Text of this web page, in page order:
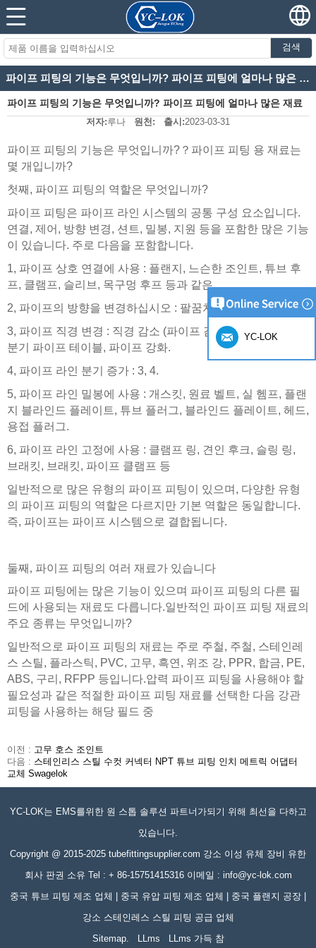
검색
파이프 피팅의 기능은 무엇입니까? 파이프 피팅에 얼마나 많은 재료가 있습니까?
파이프 피팅의 기능은 무엇입니까? 파이프 피팅에 얼마나 많은 재료
저자:루나 원천: 출시:2023-03-31
파이프 피팅의 기능은 무엇입니까? ？ 파이프 피팅 용 재료는
몇 개입니까?
첫째, 파이프 피팅의 역할은 무엇입니까?
파이프 피팅은 파이프 라인 시스템의 공통 구성 요소입니다.
연결, 제어, 방향 변경, 션트, 밀봉, 지원 등을 포함한 많은 기능
이 있습니다. 주로 다음을 포함합니다.
1, 파이프 상호 연결에 사용 : 플랜지, 느슨한 조인트, 튜브 후
프, 클램프, 슬리브, 목구멍 후프 등과 같은.
2, 파이프의 방향을 변경하십시오 : 팔꿈치, 굽힘 파이프.
3, 파이프 직경 변경 : 직경 감소 (파이프 감소), 팔꿈치 감소,
분기 파이프 테이블, 파이프 강화.
4, 파이프 라인 분기 증가 : 3, 4.
5, 파이프 라인 밀봉에 사용 : 개스킷, 원료 벨트, 실 헴프, 플랜
지 블라인드 플레이트, 튜브 플러그, 블라인드 플레이트, 헤드,
용접 플러그.
6, 파이프 라인 고정에 사용 : 클램프 링, 견인 후크, 슬링 링,
브래킷, 브래킷, 파이프 클램프 등
일반적으로 많은 유형의 파이프 피팅이 있으며, 다양한 유형
의 파이프 피팅의 역할은 다르지만 기본 역할은 동일합니다.
즉, 파이프는 파이프 시스템으로 결합됩니다.
둘째, 파이프 피팅의 여러 재료가 있습니다
파이프 피팅에는 많은 기능이 있으며 파이프 피팅의 다른 필
드에 사용되는 재료도 다릅니다.일반적인 파이프 피팅 재료의
주요 종류는 무엇입니까?
일반적으로 파이프 피팅의 재료는 주로 주철, 주철, 스테인레
스 스틸, 플라스틱, PVC, 고무, 흑연, 위조 강, PPR, 합금, PE,
ABS, 구리, RFPP 등입니다.압력 파이프 피팅을 사용해야 할
필요성과 같은 적절한 파이프 피팅 재료를 선택한 다음 강관
피팅을 사용하는 해당 필드 중
이전 : 고무 호스 조인트
다음 : 스테인리스 스틸 수컷 커넥터 NPT 튜브 피팅 인치 메트릭 어댑터
교체 Swagelok
YC-LOK는 EMS를위한 원 스톱 솔루션 파트너가되기 위해 최선을 다하고
있습니다.
Copyright @ 2015-2025 tubefittingsupplier.com 강소 이성 유체 장비 유한
회사 판권 소유 Tel : + 86-15751415316 이메일 : info@yc-lok.com
중국 튜브 피팅 제조 업체 | 중국 유압 피팅 제조 업체 | 중국 플랜지 공장 |
강소 스테인레스 스틸 피팅 공급 업체
Sitemap.
LLms LLms 가득 참
YC-LOK